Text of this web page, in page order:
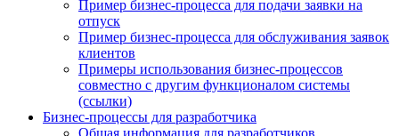
Пример бизнес-процесса для подачи заявки на
отпуск
Пример бизнес-процесса для обслуживания заявок
клиентов
Примеры использования бизнес-процессов
совместно с другим функционалом системы
(ссылки)
Бизнес-процессы для разработчика
Общая информация для разработчиков